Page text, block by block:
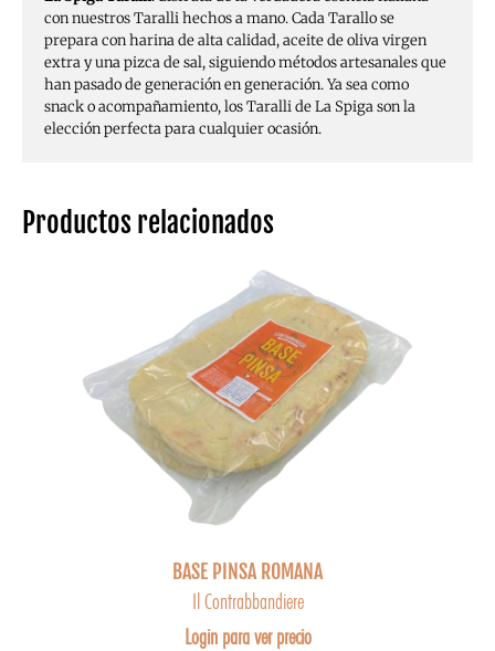
Productos relacionados
BASE PINSA ROMANA
Il Contrabbandiere
Login para ver precio
con nuestros Taralli hechos a mano. Cada Tarallo se
prepara con harina de alta calidad, aceite de oliva virgen
extra y una pizca de sal, siguiendo métodos artesanales que
han pasado de generación en generación. Ya sea como
snack o acompañamiento, los Taralli de La Spiga son la
elección perfecta para cualquier ocasión.